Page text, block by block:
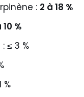
: 2 à 18 %
%
≤ 3 %
%